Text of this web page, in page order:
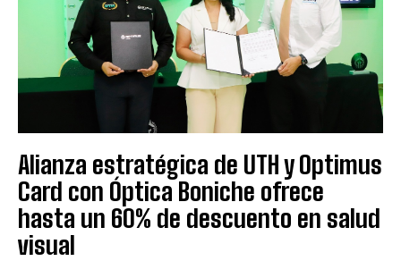
Alianza estratégica de UTH y Optimus
Card con Óptica Boniche ofrece
hasta un 60% de descuento en salud
visual